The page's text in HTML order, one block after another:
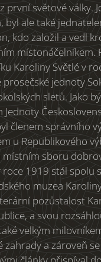
první světové války.
byl ale také
kdo založil a vedl
Karoliny Světlé v
prosečské jednoty
sletů. Jako
členem správního
u Republikového
sboru
roce 1919 stál
muzea
pozůstalost
a svou
velkým
zahrady a zároveň